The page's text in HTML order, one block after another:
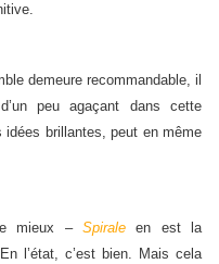
demeure recommandable, il
peu agaçant dans cette
idées brillantes, peut en même
mieux – Spirale en est la
l’état, c’est bien. Mais cela